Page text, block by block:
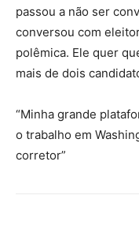
passou a não ser
conversou com
polêmica. Ele quer
mais de dois
“Minha grande
o trabalho em
corretor”